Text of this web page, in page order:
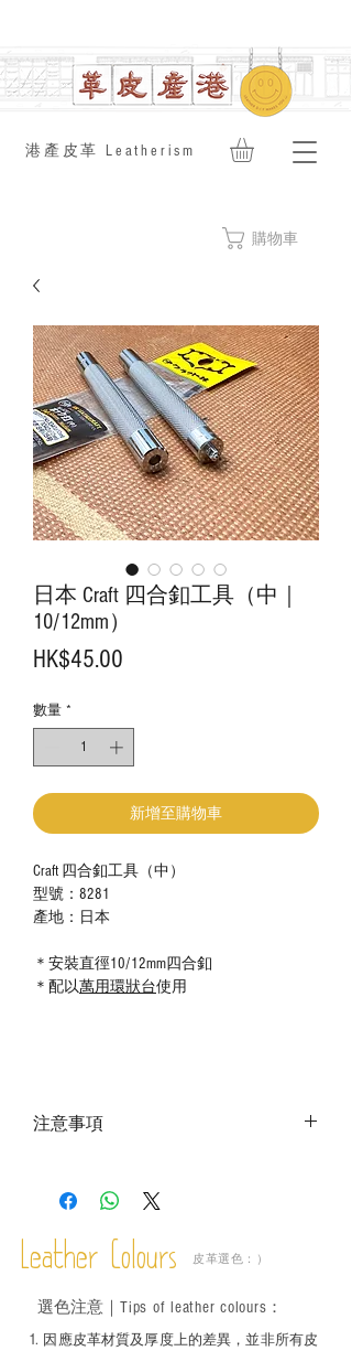
​港產皮革 Leatherism
購物車
日本 Craft 四合釦工具（中｜
10/12mm）
HK$45.00
數量 *
新增至購物車
Craft 四合釦工具（中）
型號：8281
產地：日本
＊安裝直徑10/12mm四合釦
＊配以萬用環狀台使用
注意事項
－ 此產品含有細小配件、尖銳物件，恕不
必須由成年人陪同下使用並應小心處理。
Leather Colours 皮革選色：）
1. ​ 因應皮革材質及厚度上的差異，並非所有皮
選色注意｜ Tips of leather colours ：